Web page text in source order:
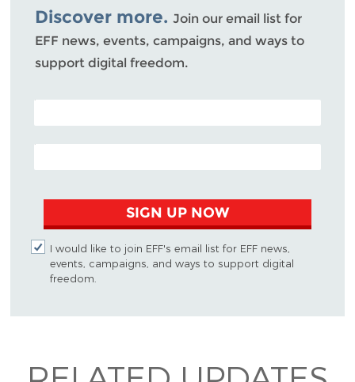
Discover more. Join our email list for
EFF news, events, campaigns, and ways to
support digital freedom.
POSTAL CODE (OPTIONAL)
EMAIL ADDRESS
SIGN UP NOW
I would like to join EFF's email list for EFF news,
events, campaigns, and ways to support digital
freedom.